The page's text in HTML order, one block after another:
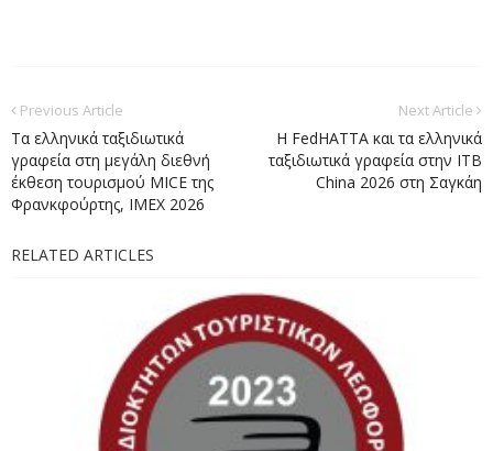
Previous Article
Τα ελληνικά ταξιδιωτικά
γραφεία στη μεγάλη διεθνή
έκθεση τουρισμού MICE της
Φρανκφούρτης, IMEX 2026
Next Article
Η FedHATTA και τα ελληνικά
ταξιδιωτικά γραφεία στην ITB
China 2026 στη Σαγκάη
RELATED ARTICLES